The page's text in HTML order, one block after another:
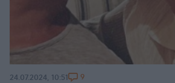
24.07.2024, 10:51 9